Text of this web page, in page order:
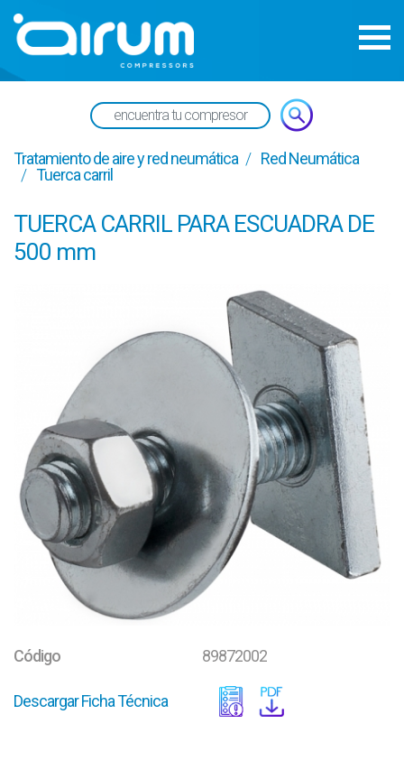
Tratamiento de aire y red neumática
Red Neumática
Tuerca carril
TUERCA CARRIL PARA ESCUADRA DE
500 mm
Código 89872002
Descargar Ficha Técnica